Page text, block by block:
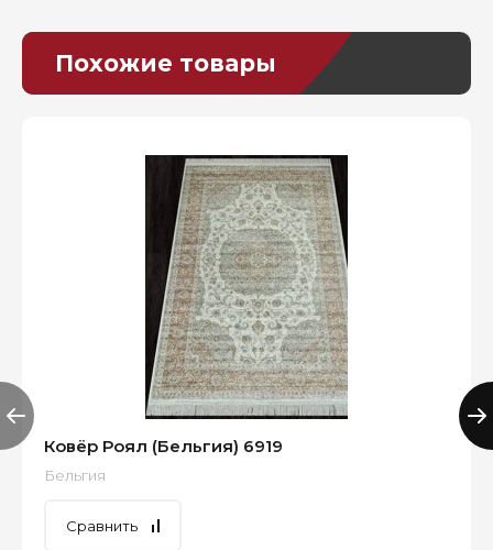
Похожие товары
Ковёр Роял (Бельгия) 6919
Бельгия
Сравнить